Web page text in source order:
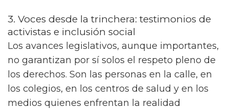
3. Voces desde la trinchera: testimonios de
activistas e inclusión social
Los avances legislativos, aunque importantes,
no garantizan por sí solos el respeto pleno de
los derechos. Son las personas en la calle, en
los colegios, en los centros de salud y en los
medios quienes enfrentan la realidad